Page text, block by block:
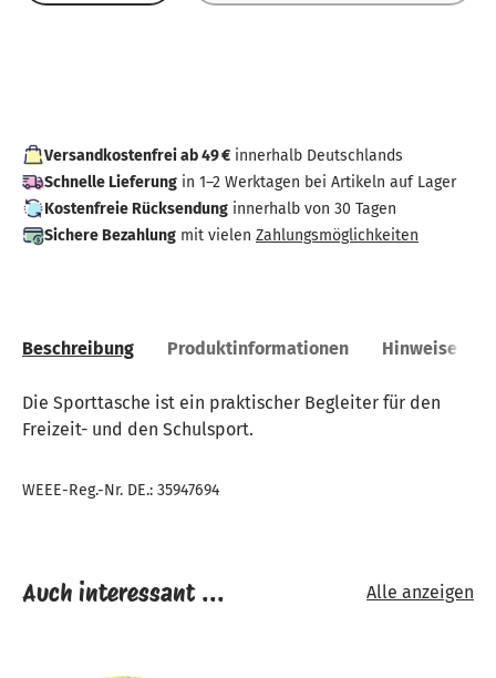
Versandkostenfrei ab 49 € innerhalb Deutschlands
Schnelle Lieferung in 1–2 Werktagen bei Artikeln auf Lager
Kostenfreie Rücksendung innerhalb von 30 Tagen
Sichere Bezahlung mit vielen Zahlungsmöglichkeiten
Beschreibung Produktinformationen Hinweise
Die Sporttasche ist ein praktischer Begleiter für den
Freizeit- und den Schulsport.
WEEE-Reg.-Nr. DE.: 35947694
Auch interessant ... Alle anzeigen